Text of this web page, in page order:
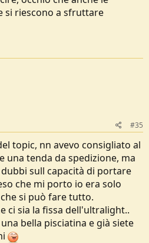
si riescono a sfruttare
#35
topic, nn avevo consigliato al
tenda da spedizione, ma
sull capacità di portare
che mi porto io era solo
si può fare tutto.
ci sia la fissa dell'ultralight..
bella pisciatina e già siete